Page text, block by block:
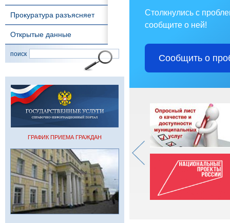
Прокуратура разъясняет
Открытые данные
поиск
ГРАФИК ПРИЕМА ГРАЖДАН
Столкнулись с
сообщите о ней!
Сообщить о